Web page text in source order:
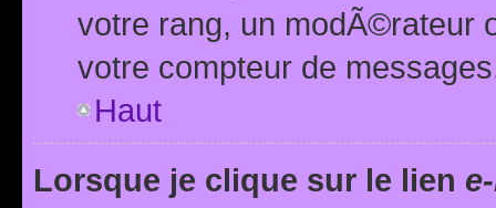
votre rang, un modÃ©rateur
votre compteur de
Haut
Lorsque je clique sur le lien